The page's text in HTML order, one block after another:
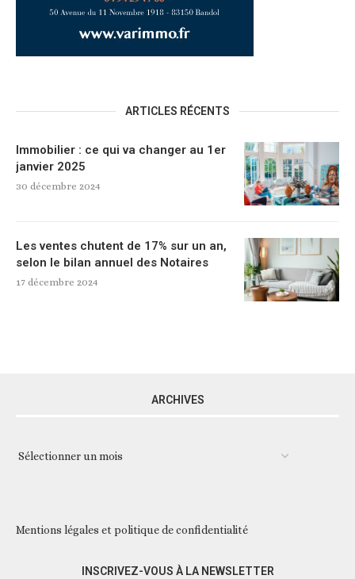
ARTICLES RÉCENTS
Immobilier : ce qui va changer au 1er
janvier 2025
30 décembre 2024
Les ventes chutent de 17% sur un an,
selon le bilan annuel des Notaires
17 décembre 2024
ARCHIVES
Mentions légales et politique de confidentialité
INSCRIVEZ-VOUS À LA NEWSLETTER